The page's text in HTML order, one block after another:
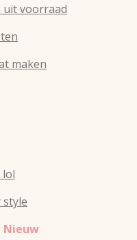
voorraad
maken
lol
style
Nieuw